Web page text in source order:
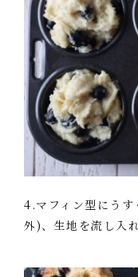
4.マフィン型にうす
外)、生地を流し入れ